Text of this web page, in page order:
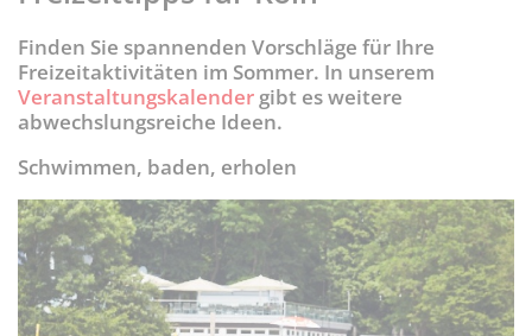
Finden Sie spannenden Vorschläge für Ihre
Freizeitaktivitäten im Sommer. In unserem
Veranstaltungskalender gibt es weitere
abwechslungsreiche Ideen.
Schwimmen, baden, erholen